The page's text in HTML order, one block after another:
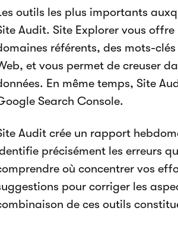
outils les plus importants
Audit. Site Explorer vous
référents, des mots-
et vous permet de creuser
En même temps, Site
Search Console.
Audit crée un rapport
précisément les erreurs
où concentrer vos
pour corriger les
de ces outils